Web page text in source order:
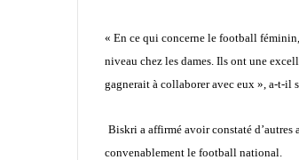
« En ce qui concerne le football
niveau chez les dames. Ils ont une
gagnerait à collaborer avec eux », a-t-il
Biskri a affirmé avoir constaté
convenablement le football national.